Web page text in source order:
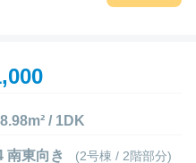
/ 1DK
南東向き (2号棟 / 2階部分)